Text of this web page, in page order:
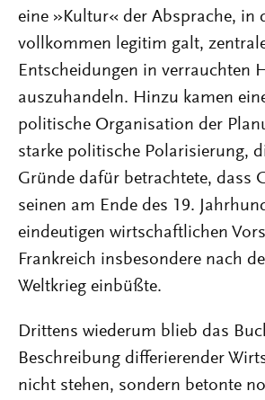
eine »Kultur« der Absprache, in
vollkommen legitim galt,
Entscheidungen in verrauchten
auszuhandeln. Hinzu kamen
politische Organisation der
starke politische Polarisierung,
Gründe dafür betrachtete, dass
seinen am Ende des 19.
eindeutigen wirtschaftlichen
Frankreich insbesondere nach
Weltkrieg einbüßte.
Drittens wiederum blieb das
Beschreibung differierender
nicht stehen, sondern betonte